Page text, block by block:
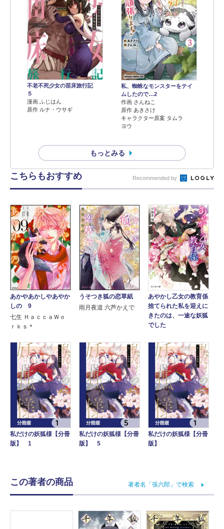
不老不死少女の苗床旅行記
５
漫画 ふじはん
原作 ルナ・ウサギ
私、蜘蛛なモンスターをテイ
ムしたので…2
作画 さんねこ
原作 あきさけ
キャラクター原案 タムラ
ヨウ
もっとみる
こちらもおすすめ Recommended by
あかやあかしやあやか
しの 9
七生 ＨａｃｃａＷｏ
ｒｋｓ＊
うそつき狐の恋草紙
雨月夜道 六芦かえで
あやかし乙女の教育係
捨てられた私を迎えに
きたのは、一途な妖狐
でした
私だけの妖狐様【分冊
版】 1
私だけの妖狐様【分冊
版】 5
私だけの妖狐様【分冊
版】
この著者の商品 著者名「張六郎」で検索